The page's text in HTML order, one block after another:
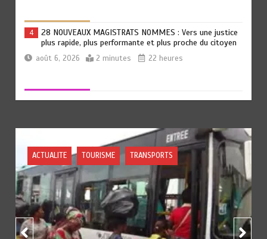
4
28 NOUVEAUX MAGISTRATS NOMMES : Vers une justice
plus rapide, plus performante et plus proche du citoyen
août 6, 2026 2 minutes 22 heures
5
MARQUAGE DES PRODUITS PETROLIERS : Vers un
5 minutes 22 heures
6 TOGO: La prévention comme premier remède
août 6, 2026 5 minutes 23 heures
TRANSPORTS ACTUALITE